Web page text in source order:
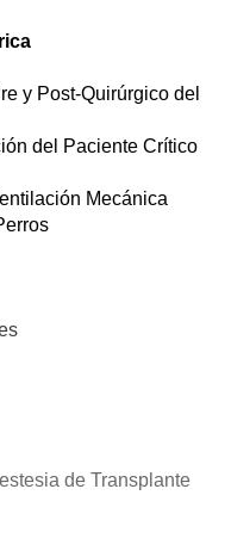
y Post-Quirúrgico del
del Paciente Crítico
Mecánica
de Transplante